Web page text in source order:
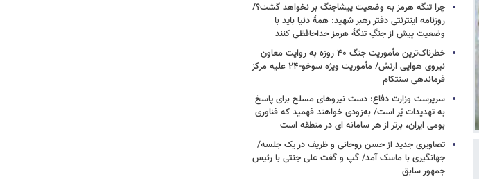
چرا تنگه هرمز به وضعیت پیشاجنگ بر نخواهد گشت؟/
روزنامه اینترنتی دفتر رهبر شهید: همۀ دنیا باید با
وضعیت پیش از جنگِ تنگۀ هرمز خداحافظی کنند
خطرناک‌ترین مأموریت جنگ ۴۰ روزه به روایت معاون
نیروی هوایی ارتش/ مأموریت ویژه سوخو-۲۴ علیه مرکز
فرماندهی سنتکام
سرپرست وزارت دفاع: دست نیروهای مسلح برای پاسخ
به تهدیدات پُر است/ به‌زودی خواهند فهمید که فناوری
بومی ایران، برتر از هر سامانه ای در منطقه است
تصاویری جدید از حسن روحانی و ظریف در یک جلسه/
جهانگیری با ماسک آمد/ گپ و گفت علی جنتی با رئیس
جمهور سابق